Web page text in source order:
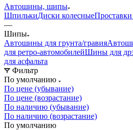
Автошины, шипы
ШпилькиДиски колесные
—
Шипы
Автошины для грунта/гравия
для ретро-автомобилейШины для
для асфальта
Фильтр
По умолчанию
По цене (убывание)
По цене (возрастание)
По наличию (убывание)
По наличию (возрастание)
По умолчанию